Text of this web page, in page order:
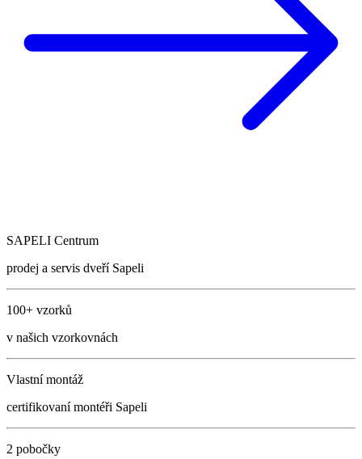
SAPELI Centrum
prodej a servis dveří Sapeli
100+ vzorků
v našich vzorkovnách
Vlastní montáž
certifikovaní montéři Sapeli
2 pobočky